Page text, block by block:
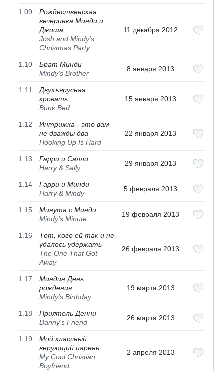
1.09
Рождественская
вечеринка Минди и
Джоша
Josh and Mindy's
Christmas Party
11 декабря 2012
1.10
Брат Минди
Mindy's Brother
8 января 2013
1.11
Двухъярусная
кровать
Bunk Bed
15 января 2013
1.12
Интрижка - это вам
не дважды два
Hooking Up Is Hard
22 января 2013
1.13
Гарри и Салли
Harry & Sally
29 января 2013
1.14
Гарри и Минди
Harry & Mindy
5 февраля 2013
1.15
Минута с Минди
Mindy's Minute
19 февраля 2013
1.16
Тот, кого ей так и не
удалось удержать
The One That Got
Away
26 февраля 2013
1.17
Миндин День
рождения
Mindy's Birthday
19 марта 2013
1.18
Приятель Денни
Danny's Friend
26 марта 2013
1.19
Мой классный
верующий парень
My Cool Christian
Boyfriend
2 апреля 2013